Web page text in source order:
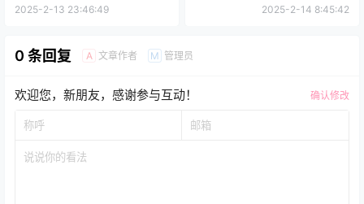
2025-2-13 23:46:49 2025-2-14 8:45:42
0 条回复 A 文章作者 M 管理员
欢迎您，新朋友，感谢参与互动！ 确认修改